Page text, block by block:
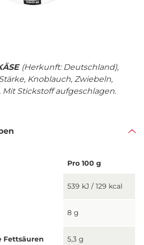
(Herkunft: Deutschland),
Knoblauch, Zwiebeln,
Mit Stickstoff aufgeschlagen.
Pro 100 g
539 kJ / 129 kcal
8 g
Fettsäuren 5,3 g